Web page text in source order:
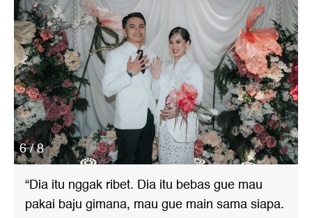
6 / 8
“Dia itu nggak ribet. Dia itu bebas gue mau
pakai baju gimana, mau gue main sama siapa.